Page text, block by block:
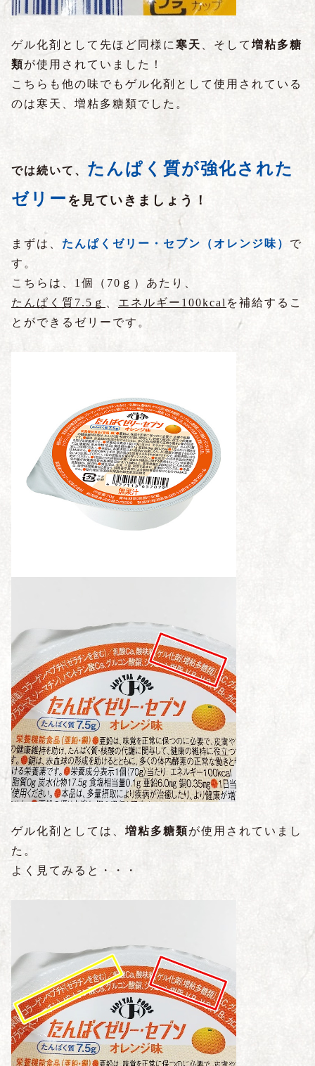
ゲル化剤として先ほど同様に 寒天 、そして 増粘多糖
類が使用されていました！
こちらも他の味でもゲル化剤として使用されている
のは寒天、増粘多糖類でした。
では続いて、 たんぱく質が強化された
ゼリー を見ていきましょう！
まずは、 たんぱくゼリー・セブン（オレンジ味） で
す。
こちらは、1個（70ｇ）あたり、
たんぱく質7.5ｇ
エネルギー100kcal を補給するこ
とができるゼリーです。
ゲル化剤としては、 増粘多糖類が使用されていまし
た。
よく見てみると・・・